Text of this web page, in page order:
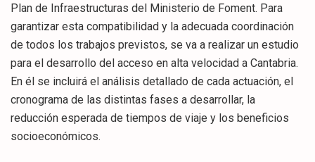
Plan de Infraestructuras del Ministerio de Foment. Para
garantizar esta compatibilidad y la adecuada coordinación
de todos los trabajos previstos, se va a realizar un estudio
para el desarrollo del acceso en alta velocidad a Cantabria.
En él se incluirá el análisis detallado de cada actuación, el
cronograma de las distintas fases a desarrollar, la
reducción esperada de tiempos de viaje y los beneficios
socioeconómicos.